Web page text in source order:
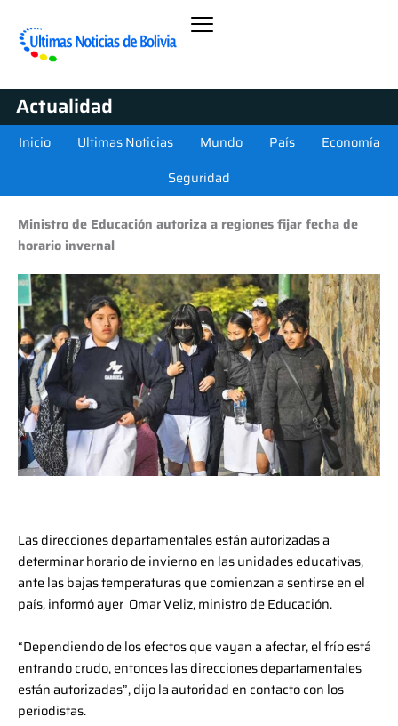
Actualidad
Inicio Ultimas Noticias Mundo País
Economía
Seguridad
Ministro de Educación autoriza a regiones fijar fecha de
horario invernal
Las direcciones departamentales están autorizadas a
determinar horario de invierno en las unidades educativas,
ante las bajas temperaturas que comienzan a sentirse en el
país, informó ayer Omar Veliz, ministro de Educación.
“Dependiendo de los efectos que vayan a afectar, el frío está
entrando crudo, entonces las direcciones departamentales
están autorizadas”, dijo la autoridad en contacto con los
periodistas.